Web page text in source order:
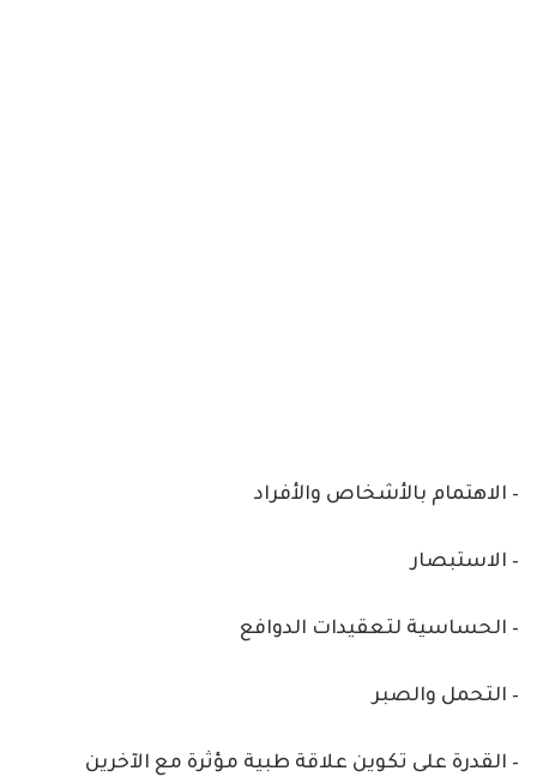
– الاهتمام بالأشخاص والأفراد
– الاستبصار
– الحساسية لتعقيدات الدوافع
– التحمل والصبر
– القدرة على تكوين علاقة طبية مؤثرة مع الآخرين